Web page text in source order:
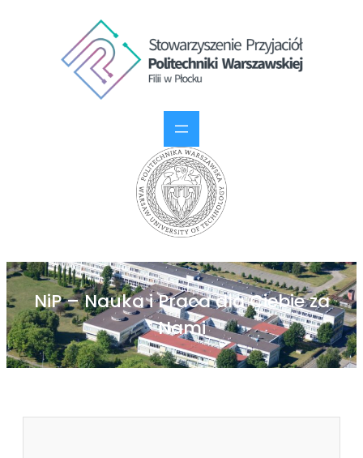
NiP – Nauka i Praca dla Ciebie za
Nami